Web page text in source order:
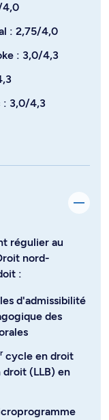
4,0
: 2,75/4,0
: 3,0/4,3
: 3,0/4,3
régulier au
nord-
:
d'admissibilité
des
cycle en droit
(LLB) en